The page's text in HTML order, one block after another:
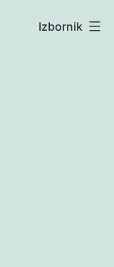
Izbornik